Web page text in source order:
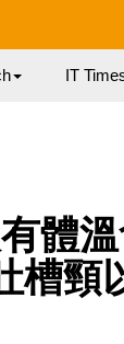
IT
體
槽頸